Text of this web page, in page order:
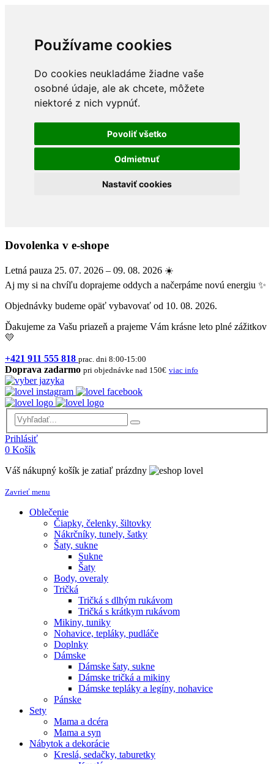
Používame cookies
Do cookies neukladáme žiadne vaše
osobné údaje, ale ak chcete, môžete
niektoré z nich vypnúť.
Povoliť všetko
Odmietnuť
Nastaviť cookies
Dovolenka v e-shope
Letná pauza 25. 07. 2026 – 09. 08. 2026 ☀️
Aj my si na chvíľu doprajeme oddych a načerpáme novú energiu ✨
Objednávky budeme opäť vybavovať od 10. 08. 2026.
Ďakujeme za Vašu priazeň a prajeme Vám krásne leto plné zážitkov
💛
+421 911 555 818 prac. dni 8:00-15:00
Doprava zadarmo pri objednávke nad 150€ viac info
Prihlásiť
0 Košík
Váš nákupný košík je zatiaľ prázdny
Zavrieť menu
Oblečenie
Čiapky, čelenky, šiltovky
Nákrčníky, tunely, šatky
Šaty, sukne
Sukne
Šaty
Body, overaly
Tričká
Tričká s dlhým rukávom
Tričká s krátkym rukávom
Mikiny, tuniky
Nohavice, tepláky, pudláče
Doplnky
Dámske
Dámske šaty, sukne
Dámske tričká a mikiny
Dámske tepláky a legíny, nohavice
Pánske
Sety
Mama a dcéra
Mama a syn
Nábytok a dekorácie
Kreslá, sedačky, taburetky